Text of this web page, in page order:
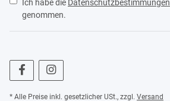
Ich habe die Datenschutzbestimmungen
genommen.
* Alle Preise inkl. gesetzlicher USt., zzgl. Versand